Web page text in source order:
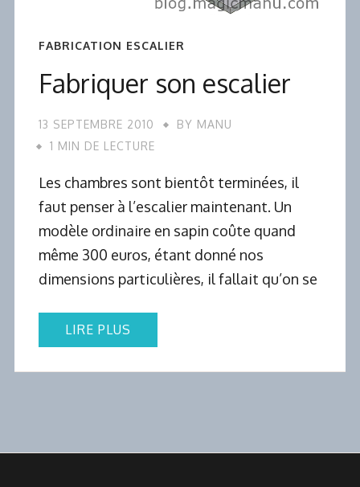
FABRICATION ESCALIER
Fabriquer son escalier
13 SEPTEMBRE 2010 BY MANU
1 MIN DE LECTURE
Les chambres sont bientôt terminées, il
faut penser à l’escalier maintenant. Un
modèle ordinaire en sapin coûte quand
même 300 euros, étant donné nos
dimensions particulières, il fallait qu’on se
LIRE PLUS